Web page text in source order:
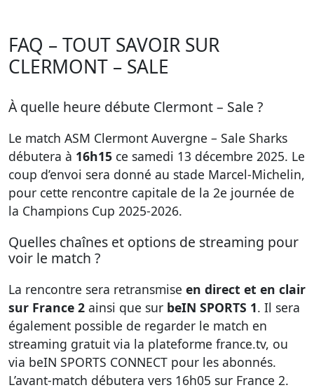
FAQ – TOUT SAVOIR SUR
CLERMONT – SALE
À quelle heure débute Clermont – Sale ?
Le match ASM Clermont Auvergne – Sale Sharks
débutera à 16h15 ce samedi 13 décembre 2025. Le
coup d’envoi sera donné au stade Marcel-Michelin,
pour cette rencontre capitale de la 2e journée de
la Champions Cup 2025-2026.
Quelles chaînes et options de streaming pour
voir le match ?
La rencontre sera retransmise en direct et en clair
sur France 2 ainsi que sur beIN SPORTS 1. Il sera
également possible de regarder le match en
streaming gratuit via la plateforme france.tv, ou
via beIN SPORTS CONNECT pour les abonnés.
L’avant-match débutera vers 16h05 sur France 2.